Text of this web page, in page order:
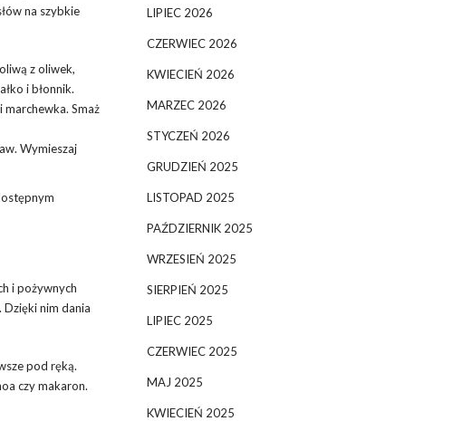
na szybkie
z oliwek,
i błonnik.
Smaż
Wymieszaj
i pożywnych
nim dania
pod ręką.
czy makaron.
LIPIEC 2026
CZERWIEC 2026
KWIECIEŃ 2026
MARZEC 2026
STYCZEŃ 2026
GRUDZIEŃ 2025
LISTOPAD 2025
PAŹDZIERNIK 2025
WRZESIEŃ 2025
SIERPIEŃ 2025
LIPIEC 2025
CZERWIEC 2025
MAJ 2025
KWIECIEŃ 2025